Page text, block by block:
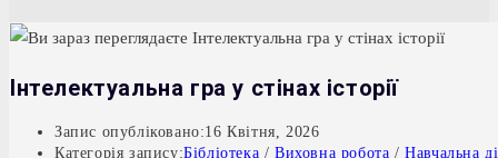
Інтелектуальна гра у стінах історії
Запис опубліковано:16 Квітня, 2026
Категорія запису:Бібліотека / Виховна робота / Навчальна